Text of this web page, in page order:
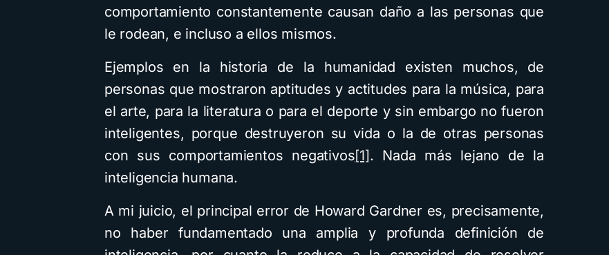
comportamiento constantemente causan daño a las personas que
le rodean, e incluso a ellos mismos.
Ejemplos en la historia de la humanidad existen muchos, de
personas que mostraron aptitudes y actitudes para la música, para
el arte, para la literatura o para el deporte y sin embargo no fueron
inteligentes, porque destruyeron su vida o la de otras personas
con sus comportamientos negativos[1]. Nada más lejano de la
inteligencia humana.
A mi juicio, el principal error de Howard Gardner es, precisamente,
no haber fundamentado una amplia y profunda definición de